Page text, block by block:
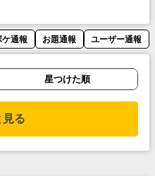
ケ通報 お題通報 ユーザー通報
星つけた順
見る